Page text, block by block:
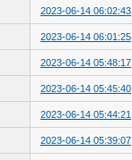
2023-06-14 06:02:43
2023-06-14 06:01:25
2023-06-14 05:48:17
2023-06-14 05:45:40
2023-06-14 05:44:21
2023-06-14 05:39:07